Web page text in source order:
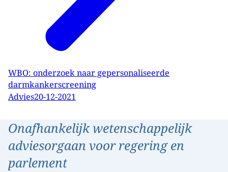
WBO: onderzoek naar gepersonaliseerde
darmkankerscreening
Advies20-12-2021
Onafhankelijk wetenschappelijk
adviesorgaan voor regering en
parlement